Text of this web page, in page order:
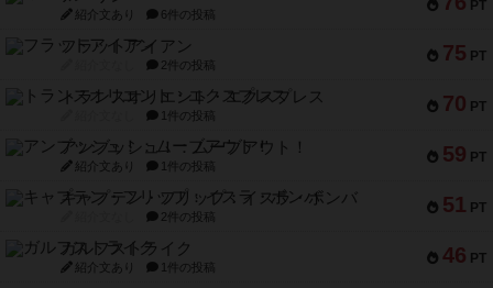
PT
紹介文あり 6件の投稿
75 PT
フラットアイアン
2件の投稿
70 PT
トランスオリエント・エクスプレス
1件の投稿
59 PT
アンブッシュ！：ムーブアウト！
紹介文あり 1件の投稿
51 PT
キャプテン・フリップ：イスラ・ボンバ
2件の投稿
46 PT
ガルフストライク
紹介文あり 1件の投稿